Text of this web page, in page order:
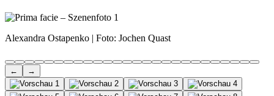
Alexandra Ostapenko | Foto: Jochen Quast
← →